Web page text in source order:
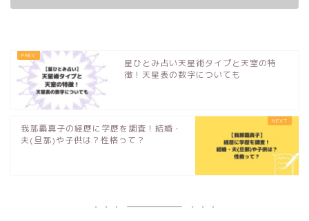
星ひとみ占い天星術タイプと天室の特
徴！天星表の数字についても
我那覇真子の経歴に学歴を調査！結婚・
夫(旦那)や子供は？性格って？